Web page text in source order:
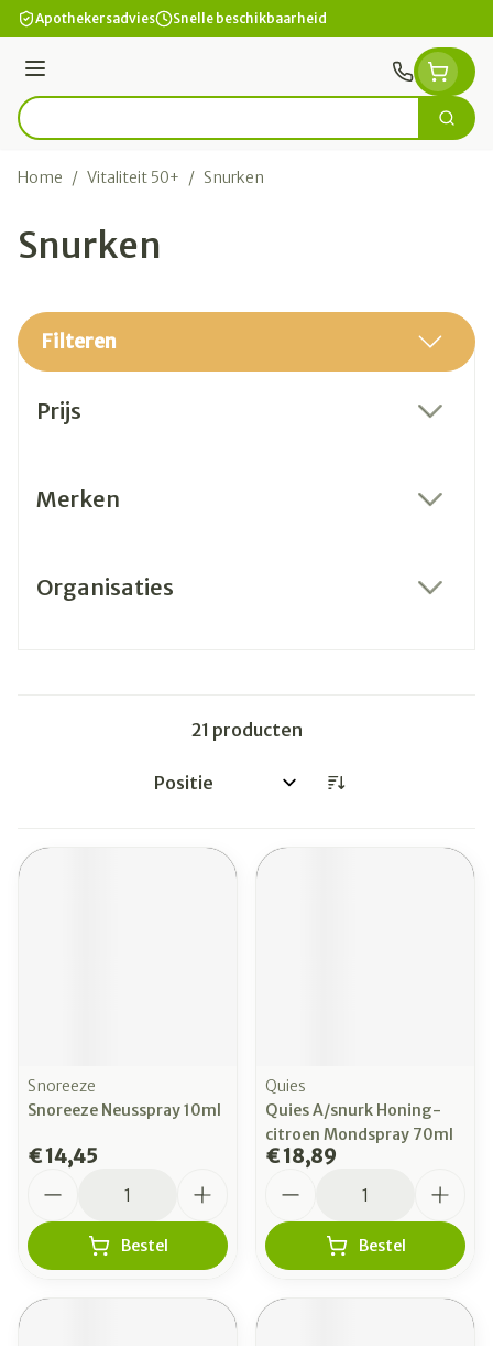
Ga naar de inhoud
Apothekersadvies Snelle beschikbaarheid
Menu
Product, merk, categorie... Zoek
Home / Vitaliteit 50+ / Snurken
Snurken
Filteren
Prijs
Merken
Organisaties
21 producten
Sorteer op:
Snoreeze
Snoreeze Neusspray 10ml
€ 14,45
Bestel
Quies
Quies A/snurk Honing-
citroen Mondspray 70ml
€ 18,89
Bestel